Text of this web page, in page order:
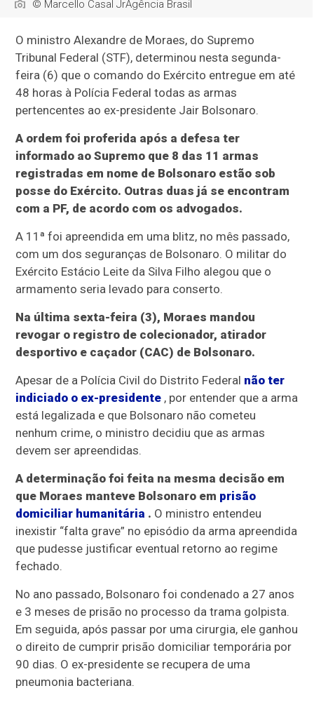
© Marcello Casal JrAgência Brasil
O ministro Alexandre de Moraes, do Supremo
Tribunal Federal (STF), determinou nesta segunda-
feira (6) que o comando do Exército entregue em até
48 horas à Polícia Federal todas as armas
pertencentes ao ex-presidente Jair Bolsonaro.
A ordem foi proferida após a defesa ter
informado ao Supremo que 8 das 11 armas
registradas em nome de Bolsonaro estão sob
posse do Exército. Outras duas já se encontram
com a PF, de acordo com os advogados.
A 11ª foi apreendida em uma blitz, no mês passado,
com um dos seguranças de Bolsonaro. O militar do
Exército Estácio Leite da Silva Filho alegou que o
armamento seria levado para conserto.
Na última sexta-feira (3), Moraes mandou
revogar o registro de colecionador, atirador
desportivo e caçador (CAC) de Bolsonaro.
Apesar de a Polícia Civil do Distrito Federal não ter
indiciado o ex-presidente , por entender que a arma
está legalizada e que Bolsonaro não cometeu
nenhum crime, o ministro decidiu que as armas
devem ser apreendidas.
A determinação foi feita na mesma decisão em
que Moraes manteve Bolsonaro em prisão
domiciliar humanitária . O ministro entendeu
inexistir “falta grave” no episódio da arma apreendida
que pudesse justificar eventual retorno ao regime
fechado.
No ano passado, Bolsonaro foi condenado a 27 anos
e 3 meses de prisão no processo da trama golpista.
Em seguida, após passar por uma cirurgia, ele ganhou
o direito de cumprir prisão domiciliar temporária por
90 dias. O ex-presidente se recupera de uma
pneumonia bacteriana.